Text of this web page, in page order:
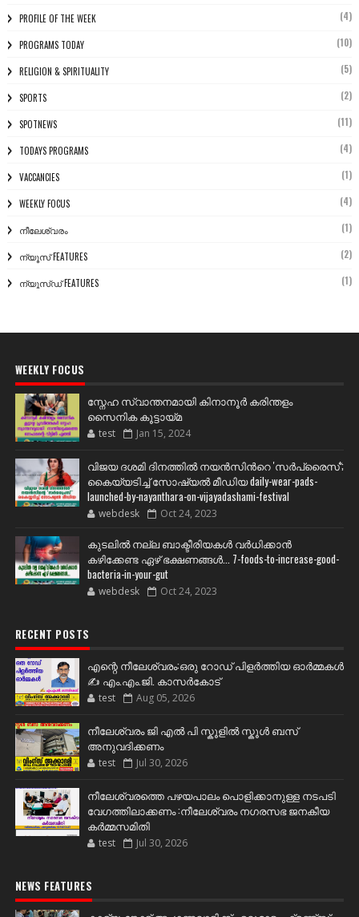
PROFILE OF THE WEEK (4)
PROGRAMS TODAY (10)
RELIGION & SPIRITUALITY (5)
SPORTS (2)
SPOTNEWS (11)
TODAYS PROGRAMS (4)
VACCANCIES (1)
WEEKLY FOCUS (4)
നീലേശ്വരം (1)
ന്യൂസ് FEATURES (2)
ന്യൂസ്ഡ് FEATURES (1)
WEEKLY FOCUS
സ്നേഹ സ്വാന്തനമായി കിനാനൂർ കരിന്തളം
സൈനിക കൂട്ടായ്മ
test Jan 15, 2024
വിജയ ദശമി ദിനത്തില്‍ നയന്‍സിന്‍റെ 'സര്‍പ്രൈസ്';
കൈയ്യടിച്ച് സോഷ്യല്‍ മീഡിയ daily-wear-pads-
launched-by-nayanthara-on-vijayadashami-festival
webdesk Oct 24, 2023
കുടലിൽ നല്ല ബാക്ടീരിയകൾ വര്‍ധിക്കാന്‍
കഴിക്കേണ്ട ഏഴ് ഭക്ഷണങ്ങള്‍... 7-foods-to-increase-good-
bacteria-in-your-gut
webdesk Oct 24, 2023
RECENT POSTS
എന്റെ നീലേശ്വരം:ഒരു റോഡ് പിളർത്തിയ ഓർമ്മകൾ
✍️ എം.എം.ജി. കാസർകോട്
test Aug 05, 2026
നീലേശ്വരം ജി എൽ പി സ്കൂളിൽ സ്കൂൾ ബസ്
അനുവദിക്കണം
test Jul 30, 2026
നീലേശ്വരത്തെ പഴയപാലം പൊളിക്കാനുള്ള നടപടി
വേഗത്തിലാക്കണം :നീലേശ്വരം നഗരസഭ ജനകീയ
കർമ്മസമിതി
test Jul 30, 2026
NEWS FEATURES